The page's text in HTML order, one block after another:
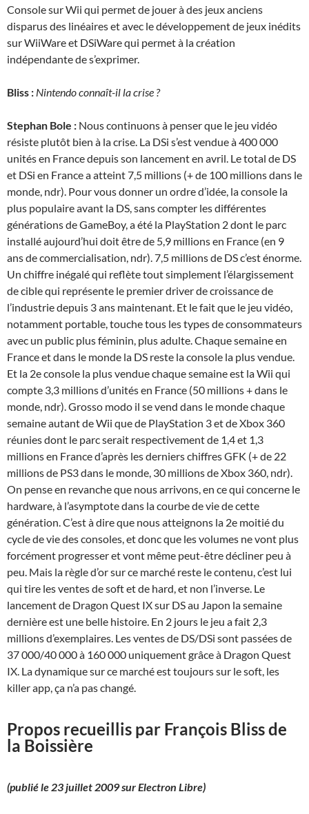
Console sur Wii qui permet de jouer à des jeux anciens
disparus des linéaires et avec le développement de jeux inédits
sur WiiWare et DSiWare qui permet à la création
indépendante de s’exprimer.
Bliss : Nintendo connaît-il la crise ?
Stephan Bole : Nous continuons à penser que le jeu vidéo
résiste plutôt bien à la crise. La DSi s’est vendue à 400 000
unités en France depuis son lancement en avril. Le total de DS
et DSi en France a atteint 7,5 millions (+ de 100 millions dans le
monde, ndr). Pour vous donner un ordre d’idée, la console la
plus populaire avant la DS, sans compter les différentes
générations de GameBoy, a été la PlayStation 2 dont le parc
installé aujourd’hui doit être de 5,9 millions en France (en 9
ans de commercialisation, ndr). 7,5 millions de DS c’est énorme.
Un chiffre inégalé qui reflète tout simplement l’élargissement
de cible qui représente le premier driver de croissance de
l’industrie depuis 3 ans maintenant. Et le fait que le jeu vidéo,
notamment portable, touche tous les types de consommateurs
avec un public plus féminin, plus adulte. Chaque semaine en
France et dans le monde la DS reste la console la plus vendue.
Et la 2e console la plus vendue chaque semaine est la Wii qui
compte 3,3 millions d’unités en France (50 millions + dans le
monde, ndr). Grosso modo il se vend dans le monde chaque
semaine autant de Wii que de PlayStation 3 et de Xbox 360
réunies dont le parc serait respectivement de 1,4 et 1,3
millions en France d’après les derniers chiffres GFK (+ de 22
millions de PS3 dans le monde, 30 millions de Xbox 360, ndr).
On pense en revanche que nous arrivons, en ce qui concerne le
hardware, à l’asymptote dans la courbe de vie de cette
génération. C’est à dire que nous atteignons la 2e moitié du
cycle de vie des consoles, et donc que les volumes ne vont plus
forcément progresser et vont même peut-être décliner peu à
peu. Mais la règle d’or sur ce marché reste le contenu, c’est lui
qui tire les ventes de soft et de hard, et non l’inverse. Le
lancement de Dragon Quest IX sur DS au Japon la semaine
dernière est une belle histoire. En 2 jours le jeu a fait 2,3
millions d’exemplaires. Les ventes de DS/DSi sont passées de
37 000/40 000 à 160 000 uniquement grâce à Dragon Quest
IX. La dynamique sur ce marché est toujours sur le soft, les
killer app, ça n’a pas changé.
Propos recueillis par François Bliss de
la Boissière
(publié le 23 juillet 2009 sur Electron Libre)